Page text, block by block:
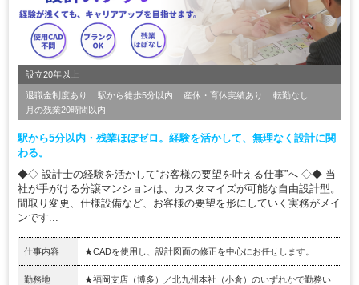
設立20年以上
退職金制度あり 駅から徒歩5分以内 産休・育休実績あり
転勤なし
月の残業20時間以内
駅から5分以内・残業ほぼゼロ。経験を活かして、無理なく設計に関
わる。
◆◇ 設計士の経験を活かして“お客様の要望を叶える仕事”へ ◇◆ 当
社が手がける分譲マンションは、カスタマイズが可能な自由設計型。
間取り変更、仕様設備など、お客様の要望を形にしていく実務がメイ
ンです...
仕事内容 ★CADを使用し、設計図面の修正を中心にお任せします。
勤務地
★福岡支店（博多）／北九州本社（小倉）のいずれかで勤務い